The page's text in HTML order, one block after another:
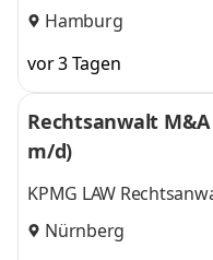
Hamburg
vor 3 Tagen
Rechtsanwalt
m/d)
KPMG LAW
Nürnberg